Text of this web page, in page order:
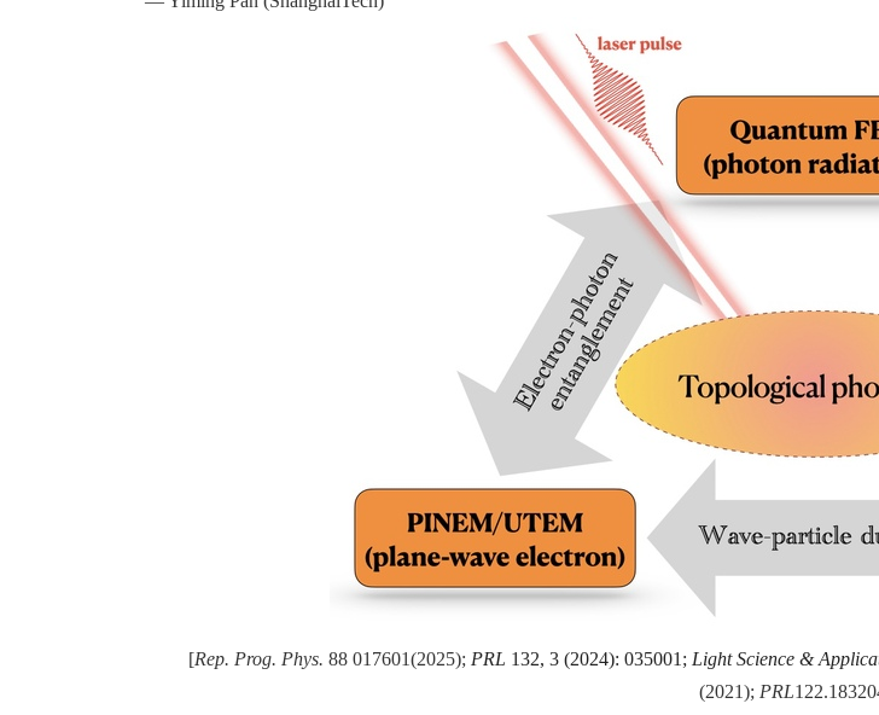
[Rep. Prog. Phys. 88 017601(2025); PRL 132, 3 (2024): 035001; Light Science &
(2021); PRL